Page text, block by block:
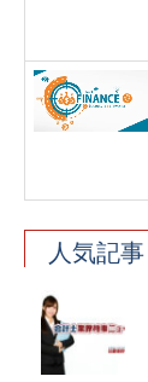
人気記事